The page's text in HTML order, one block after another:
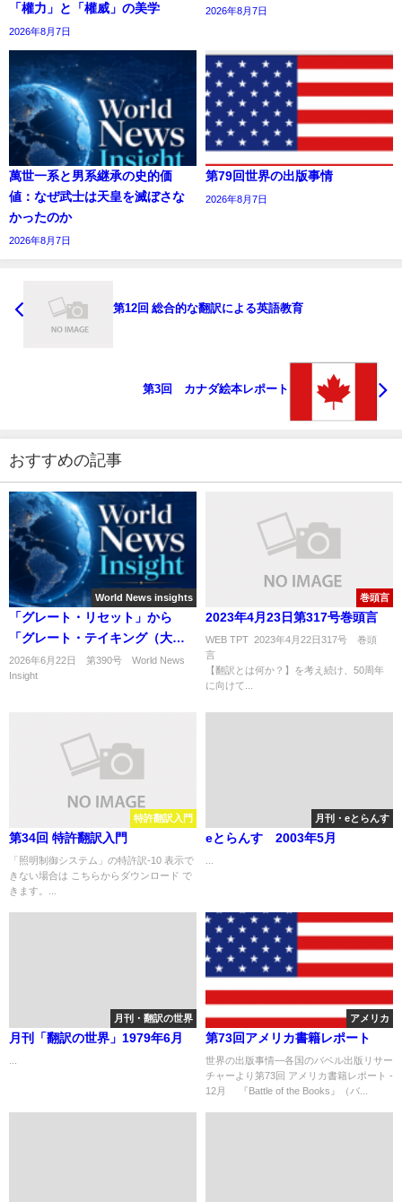
「權力」と「權威」の美学
2026年8月7日
2026年8月7日
萬世一系と男系継承の史的価
値：なぜ武士は天皇を滅ぼさな
かったのか
2026年8月7日
第79回世界の出版事情
2026年8月7日
第12回 総合的な翻訳による英語教育
第3回 カナダ絵本レポート
おすすめの記事
World News insights
「グレート・リセット」から
「グレート・テイキング（大収
奪）」へのパラダイムシフト
2026年6月22日 第390号 World News
Insight
...
巻頭言
2023年4月23日第317号巻頭言
WEB TPT 2023年4月22日317号 巻頭
【翻訳とは何か？】を考え続け、50周年
に向けて...
特許翻訳入門
第34回 特許翻訳入門
「照明制御システム」の特許訳-10 表示で
きない場合は こちらからダウンロード で
きます。...
月刊・eとらんす
eとらんす 2003年5月
月刊・翻訳の世界
月刊「翻訳の世界」1979年6月
アメリカ
第73回アメリカ書籍レポート
世界の出版事情―各国のバベル出版リサー
チャーより第73回 アメリカ書籍レポート -
12月 『Battle of the Books』（バ...